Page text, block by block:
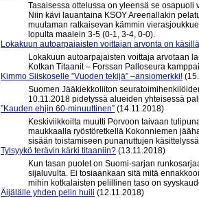
Tasaisessa ottelussa on yleensä se
Niin kävi lauantaina KSOY Areenallakin
muutaman ratkaisevan kämmin
lopulta maalein 3-5 (0-1, 3-4, 0-0).
Lokakuun autoarpajaisten voittajan arvonta on
Lokakuun autoarpajaisten voittaja arvotaan
Kotkan Titaanit – Forssan Palloseura
Kimmo Siiskoselle ”Vuoden tekijä” –ansiomerkki!
Suomen Jääkiekkoliiton
10.11.2018 pidetyssä alueiden yhteisessä
”Kauden ehjin 60-minuuttinen” (14.11.2018)
Keskiviikkoilta muutti Porvoon taivaan
maukkaalla ryöstöretkellä Kokonniemen
sisään toistamiseen punanuttujen
Tylsyykö terävin kärki titaaniin? (13.11.2018)
Kun tasan puolet on Suomi-sarjan
sijaluvulta. Ei tosiaankaan sitä mitä
mihin kotkalaisten pelillinen taso on
Äijälälle yhden pelin huili (12.11.2018)